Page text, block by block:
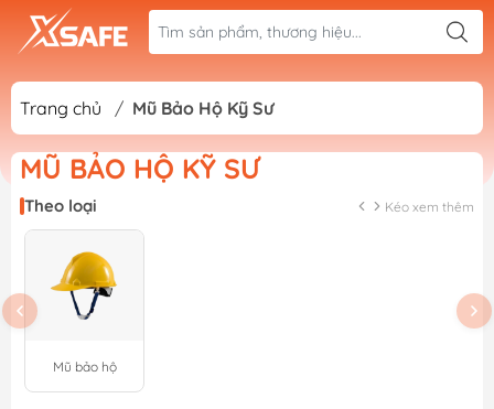
Trang chủ / Mũ Bảo Hộ Kỹ Sư
MŨ BẢO HỘ KỸ SƯ
Theo loại Kéo xem thêm
Mũ bảo hộ